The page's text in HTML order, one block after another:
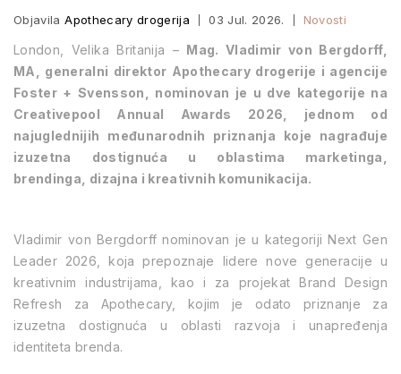
ObjavilaApothecary drogerija 03 Jul. 2026. Novosti
London, Velika Britanija – Mag. Vladimir von Bergdorff,
MA, generalni direktor Apothecary drogerije i agencije
Foster + Svensson, nominovan je u dve kategorije na
Creativepool Annual Awards 2026 , jednom od
najuglednijih međunarodnih priznanja koje nagrađuje
izuzetna dostignuća u oblastima marketinga,
brendinga, dizajna i kreativnih komunikacija.
Vladimir von Bergdorff nominovan je u kategoriji Next Gen
Leader 2026 , koja prepoznaje lidere nove generacije u
kreativnim industrijama, kao i za projekat Brand Design
Refresh za Apothecary, kojim je odato priznanje za
izuzetna dostignuća u oblasti razvoja i unapređenja
identiteta brenda.